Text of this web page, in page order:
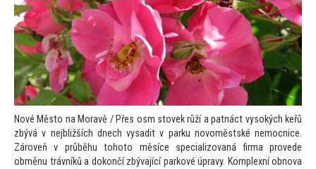
Nové Město na Moravě / Přes osm stovek růží a patnáct vysokých keřů
zbývá v nejbližších dnech vysadit v parku novoměstské nemocnice.
Zároveň v průběhutohoto měsíce specializovaná firma provede
obměnu trávníků a dokončí zbývající parkové úpravy. Komplexní obnova